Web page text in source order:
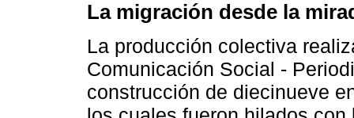
La migración desde la
La producción colectiva
Comunicación Social -
construcción de diecinueve